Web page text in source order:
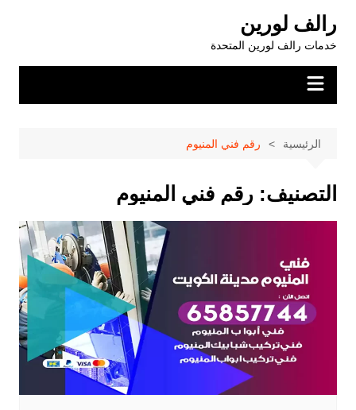
المحتوى
رالف لورين
خدمات رالف لورين المتحدة
الرئيسية رقم فني المنيوم
التصنيف: رقم فني المنيوم